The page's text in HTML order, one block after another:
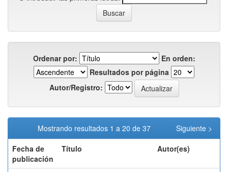
Ordenar por:
En orden:
Resultados por página
Autor/Registro:
Mostrando resultados 1 a 20 de 37
Siguiente >
Fecha de
publicación
Título Autor(es)